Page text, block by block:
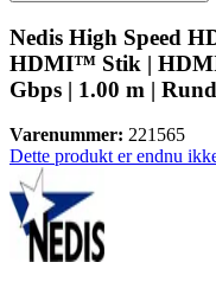
Nedis High Speed
HDMI™ Stik |
Gbps | 1.00 m |
Varenummer: 221565
Dette produkt er endnu